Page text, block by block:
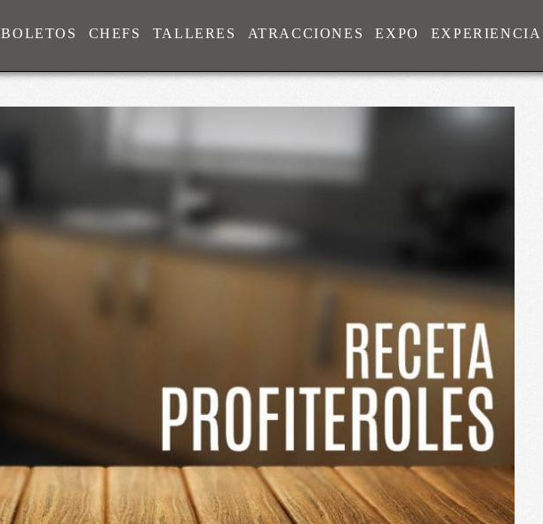
BOLETOS CHEFS TALLERES ATRACCIONES EXPO EXPERIENCIA